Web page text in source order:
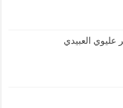
عليوي العبيدي